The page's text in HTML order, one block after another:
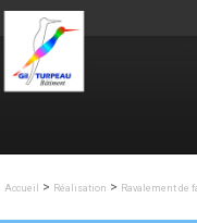
Aller au contenu principal
Accueil > Réalisation > Ravalement de